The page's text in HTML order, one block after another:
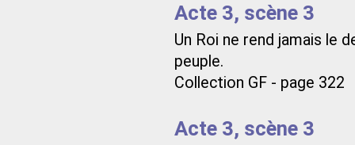
Acte 3, scène 3
Un Roi ne rend jamais le
peuple.
Collection GF - page 322
Acte 3, scène 3